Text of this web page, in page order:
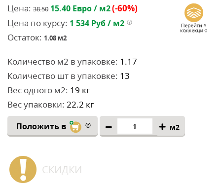
Цена: 38.50 15.40 Евро / м2(-60%)
Цена по курсу: 1 534 Руб / м2
Остаток: 1.08 м2
Количество м2 в упаковке: 1.17
Количество шт в упаковке: 13
Вес одного м2: 19 кг
Вес упаковки: 22.2 кг
Положить в м2
СКИДКИ